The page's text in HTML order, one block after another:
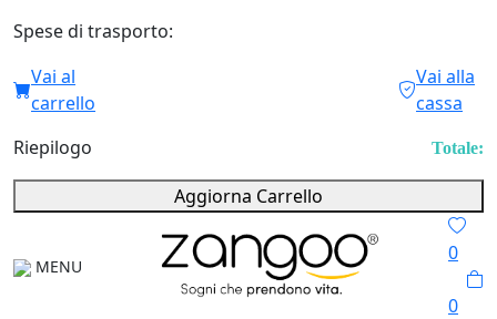
Spese di trasporto:
Vai al
carrello
Vai alla
cassa
Riepilogo
Totale:
Aggiorna Carrello
MENU
0
0